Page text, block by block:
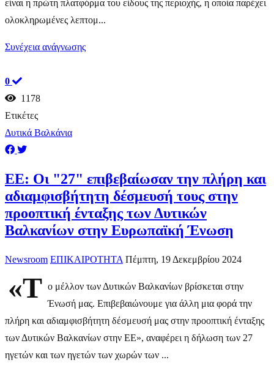
είναι η πρώτη πλατφόρμα του είδους της περιοχής, η οποία παρέχει
ολοκληρωμένες λεπτομ...
Συνέχεια ανάγνωσης
0
1178
Ετικέτες
Δυτικά Βαλκάνια
ΕΕ: Οι "27" επιβεβαίωσαν την πλήρη και
αδιαμφισβήτητη δέσμευσή τους στην
προοπτική ένταξης των Δυτικών
Βαλκανίων στην Ευρωπαϊκή Ένωση
Newsroom ΕΠΙΚΑΙΡΟΤΗΤΑ Πέμπτη, 19 Δεκεμβρίου 2024
«Τ ο μέλλον των Δυτικών Βαλκανίων βρίσκεται στην
Ένωσή μας. Επιβεβαιώνουμε για άλλη μια φορά την
πλήρη και αδιαμφισβήτητη δέσμευσή μας στην προοπτική ένταξης
των Δυτικών Βαλκανίων στην EE», αναφέρει η δήλωση των 27
ηγετών και των ηγετών των χωρών των ...